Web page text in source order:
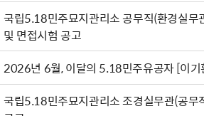
국립5.18민주묘지관리소 공무직(환경실무
및 면접시험 공고
2026년 6월, 이달의 5.18민주유공자 [이기
국립5.18민주묘지관리소 조경실무관(공무